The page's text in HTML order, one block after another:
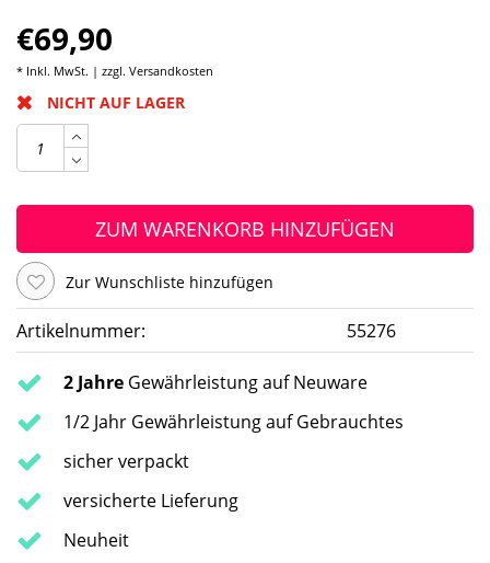
€69,90
* Inkl. MwSt. | zzgl. Versandkosten
NICHT AUF LAGER
ZUM WARENKORB HINZUFÜGEN
Zur Wunschliste hinzufügen
Artikelnummer: 55276
2 Jahre Gewährleistung auf Neuware
1/2 Jahr Gewährleistung auf Gebrauchtes
sicher verpackt
versicherte Lieferung
Neuheit